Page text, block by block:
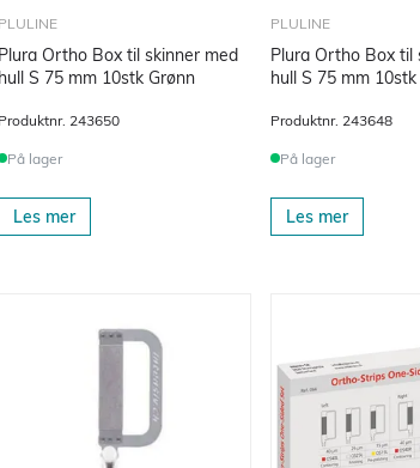
PLULINE
Plura Ortho Box til skinner med
hull S 75 mm 10stk Grønn
Produktnr. 243650
På lager
Les mer
PLULINE
Plura Ortho Box til
hull S 75 mm
Produktnr. 243648
På lager
Les mer